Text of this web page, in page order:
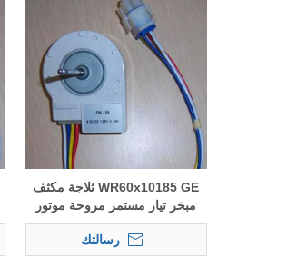
WR60x10185 GE ثلاجة مكثف
مبخر تيار مستمر مروحة موتور
رسالتك